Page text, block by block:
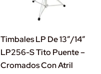
Timbales LP De 13″/14″
LP256-S Tito Puente –
Cromados Con Atril